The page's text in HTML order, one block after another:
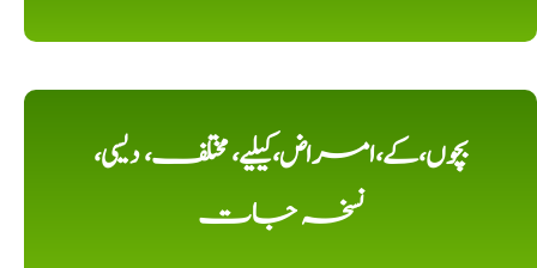
بچوں،کے،امراض،کیلیے، مختلف، دیسی،
نسخہ جات